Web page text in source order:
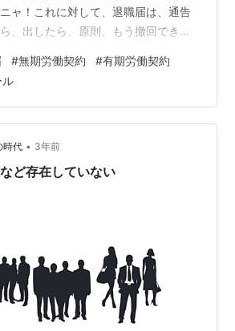
ャ！これに対して、退職届は、通告
、出したら、原則、もう撤回できな
ないけど、法的な意味は、かなり違
いといけないのニャ！ 【解説】
し方の違い 退職願と退職届とは、ど
先を退職する意思を使用者に対して
。しかし、両者は、その意思の示し
ます。すなわち、退職願は、…
#無期労働契約 #有期労働契約
ル
時代 • 3年前
ど存在していない